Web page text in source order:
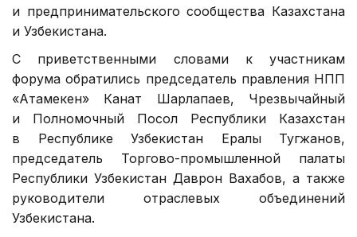
и предпринимательского сообщества Казахстана
и Узбекистана.
С приветственными словами к участникам
форума обратились председатель правления НПП
«Атамекен» Канат Шарлапаев, Чрезвычайный
и Полномочный Посол Республики Казахстан
в Республике Узбекистан Ералы Тугжанов,
председатель Торгово-промышленной палаты
Республики Узбекистан Даврон Вахабов, а также
руководители отраслевых объединений
Узбекистана.